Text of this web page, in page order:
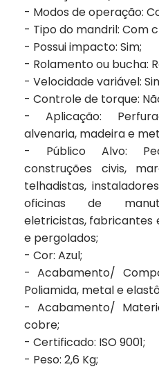
- Modos de operação:
- Tipo do mandril: Com
- Possui impacto: Sim;
- Rolamento ou bucha:
- Velocidade variável:
- Controle de torque:
- Aplicação:
alvenaria, madeira e
- Público Alvo:
construções civis,
telhadistas,
oficinas de
eletricistas, fabricantes
e pergolados;
- Cor: Azul;
- Acabamento/
Poliamida, metal e
- Acabamento/
cobre;
- Certificado: ISO 9001;
- Peso: 2,6 Kg;